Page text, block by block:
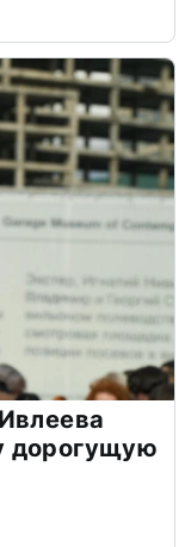
дорогущую